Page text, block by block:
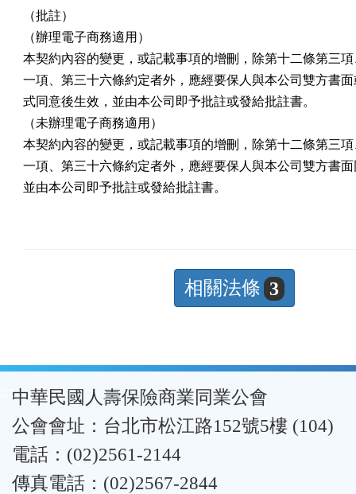
（批註）
（辦理電子商務適用）
本契約內容的變更，或記載事項的增刪，除第十二條第三
一項、第三十六條約定者外，應經要保人與本公司雙方書
式同意後生效，並由本公司即予批註或發給批註書。
（未辦理電子商務適用）
本契約內容的變更，或記載事項的增刪，除第十二條第三
一項、第三十六條約定者外，應經要保人與本公司雙方書
並由本公司即予批註或發給批註書。
相關法條 3
:::中華民國人壽保險商業同業公會
公會會址：台北市松江路152號5樓 (104)
電話：(02)2561-2144
傳真電話：(02)2567-2844